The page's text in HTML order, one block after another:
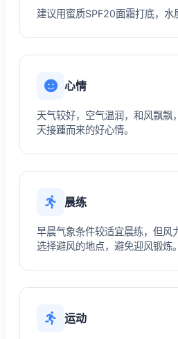
建议用蜜质SPF20面霜打底，水
心情
天气较好，空气温润，和风飘飘
天接踵而来的好心情。
晨练
早晨气象条件较适宜晨练，但风
选择避风的地点，避免迎风锻炼。
运动